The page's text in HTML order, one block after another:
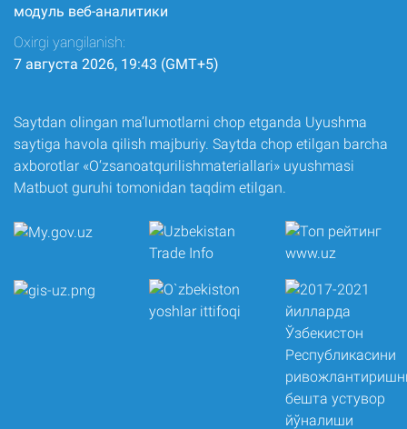
модуль веб-аналитики
Oxirgi yangilanish:
7 августа 2026, 19:43 (GMT+5)
Saytdan olingan ma’lumotlarni chop etganda Uyushma
saytiga havola qilish majburiy. Saytda chop etilgan barcha
axborotlar «O‘zsanoatqurilishmateriallari» uyushmasi
Matbuot guruhi tomonidan taqdim etilgan.